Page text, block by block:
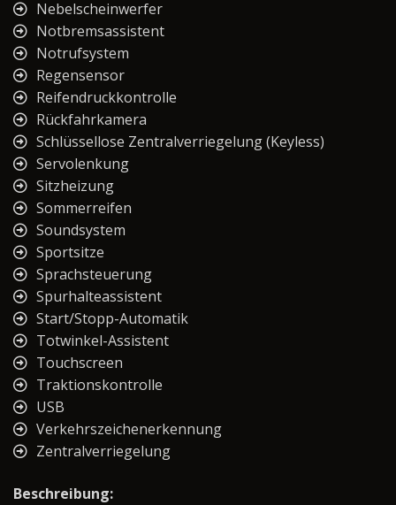
Nebelscheinwerfer
Notbremsassistent
Notrufsystem
Regensensor
Reifendruckkontrolle
Rückfahrkamera
Schlüssellose Zentralverriegelung (Keyless)
Servolenkung
Sitzheizung
Sommerreifen
Soundsystem
Sportsitze
Sprachsteuerung
Spurhalteassistent
Start/Stopp-Automatik
Totwinkel-Assistent
Touchscreen
Traktionskontrolle
USB
Verkehrszeichenerkennung
Zentralverriegelung
Beschreibung: